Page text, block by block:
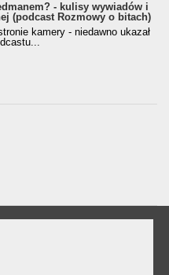
- kulisy wywiadów i
(podcast Rozmowy o bitach)
kamery - niedawno ukazał